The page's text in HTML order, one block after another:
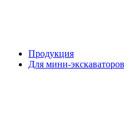
Продукция
Для мини-экскаваторов